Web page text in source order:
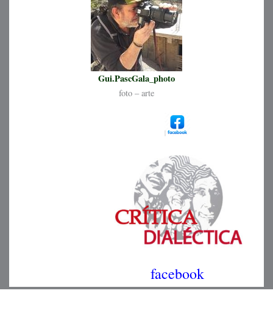
Gui.PascGala_photo
foto – arte
facebook